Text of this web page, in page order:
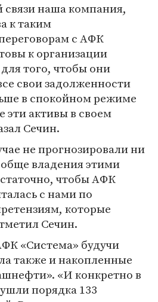
связи наша компания,
к таким
с АФК
к организации
того, чтобы они
свои задолженности
в спокойном режиме
эти активы в своем
Сечин.
не прогнозировали ни
владения этими
чтобы АФК
с нами по
которые
Сечин.
«Система» будучи
также и накопленные
«И конкретно в
порядка 133